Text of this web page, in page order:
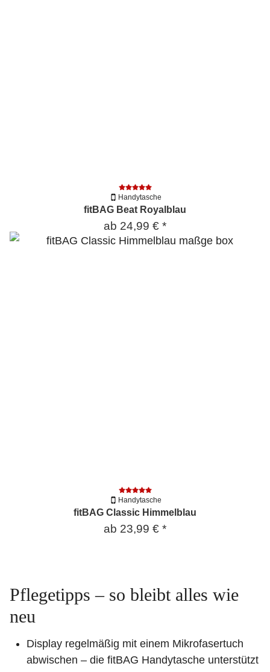
Handytasche
fitBAG Beat Royalblau
ab 24,99 € *
Handytasche
fitBAG Classic Himmelblau
ab 23,99 € *
Pflegetipps – so bleibt alles wie
neu
Display regelmäßig mit einem Mikrofasertuch
abwischen – die fitBAG Handytasche unterstützt